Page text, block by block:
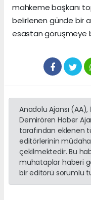
mahkeme başkanı
belirlenen günde bir
esastan görüşmeye
Anadolu Ajansı (AA),
Demirören Haber
tarafından eklenen
editörlerinin
çekilmektedir. Bu
muhataplar haberi
bir editörü sorumlu